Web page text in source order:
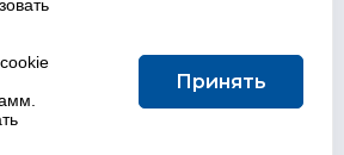
(исполнительно-
орган) городского округа "Город
редактор: Байкова Е.А.
почты Редакции:
+7 (484) 395-85-85
содержит материалы 18+
Принять